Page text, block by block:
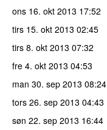
ons 16. okt 2013 17:52
tirs 15. okt 2013 02:45
tirs 8. okt 2013 07:32
fre 4. okt 2013 04:53
man 30. sep 2013 08:24
tors 26. sep 2013 04:43
søn 22. sep 2013 16:44